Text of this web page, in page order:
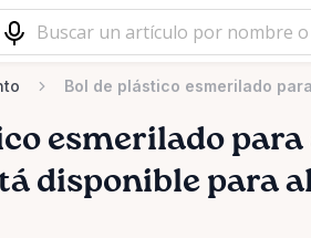
Bol de plástico esmerilado
esmerilado para
disponible para